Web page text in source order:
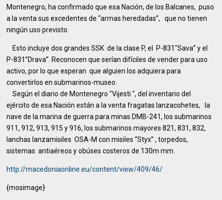
Montenegro, ha confirmado que esa Nación, de los Balcanes, puso
a la venta sus excedentes de “armas heredadas”, que no tienen
ningún uso previsto.
Esto incluye dos grandes SSK de la clase P, el P-831"Sava” y el
P-831”Drava”. Reconocen que serían difíciles de vender para uso
activo, por lo que esperan que alguien los adquiera para
convertirlos en submarinos-museo.
Según el diario de Montenegro "Vijesti ", del inventario del
ejército de esa Nación están a la venta fragatas lanzacohetes, la
nave de la marina de guerra para minas DMB-241, los submarinos
911, 912, 913, 915 y 916, los submarinos mayores 821, 831, 832,
lanchas lanzamisiles OSA-M con misiles “Styx” , torpedos,
sistemas antiaéreos y obúses costeros de 130m mm.
http://macedoniaonline.eu/content/view/409/46/
{mosimage}